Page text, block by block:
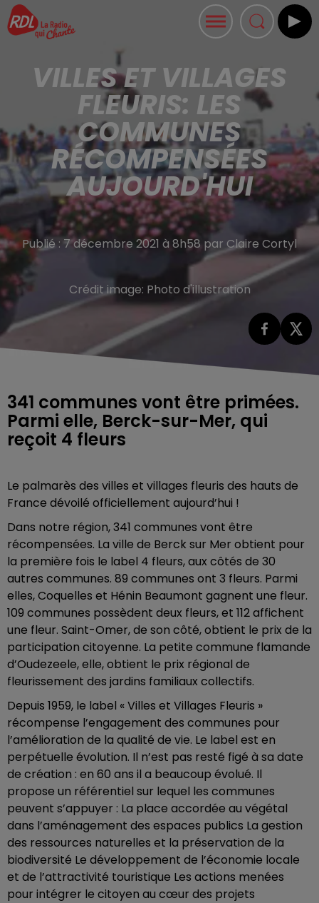
VILLES ET VILLAGES
FLEURIS: LES
COMMUNES
RÉCOMPENSÉES
AUJOURD'HUI
Publié : 7 décembre 2021 à 8h58 par Claire Cortyl
Crédit image: Photo d'illustration
341 communes vont être primées.
Parmi elle, Berck-sur-Mer, qui
reçoit 4 fleurs
Le palmarès des villes et villages fleuris des hauts de
France dévoilé officiellement aujourd’hui !
Dans notre région, 341 communes vont être
récompensées. La ville de Berck sur Mer obtient pour
la première fois le label 4 fleurs, aux côtés de 30
autres communes. 89 communes ont 3 fleurs. Parmi
elles, Coquelles et Hénin Beaumont gagnent une fleur.
109 communes possèdent deux fleurs, et 112 affichent
une fleur. Saint-Omer, de son côté, obtient le prix de la
participation citoyenne. La petite commune flamande
d’Oudezeele, elle, obtient le prix régional de
fleurissement des jardins familiaux collectifs.
Depuis 1959, le label « Villes et Villages Fleuris »
récompense l’engagement des communes pour
l’amélioration de la qualité de vie. Le label est en
perpétuelle évolution. Il n’est pas resté figé à sa date
de création : en 60 ans il a beaucoup évolué. Il
propose un référentiel sur lequel les communes
peuvent s’appuyer : La place accordée au végétal
dans l’aménagement des espaces publics La gestion
des ressources naturelles et la préservation de la
biodiversité Le développement de l’économie locale
et de l’attractivité touristique Les actions menées
pour intégrer le citoyen au cœur des projets